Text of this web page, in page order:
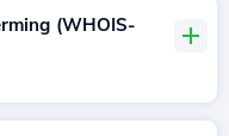
(WHOIS-